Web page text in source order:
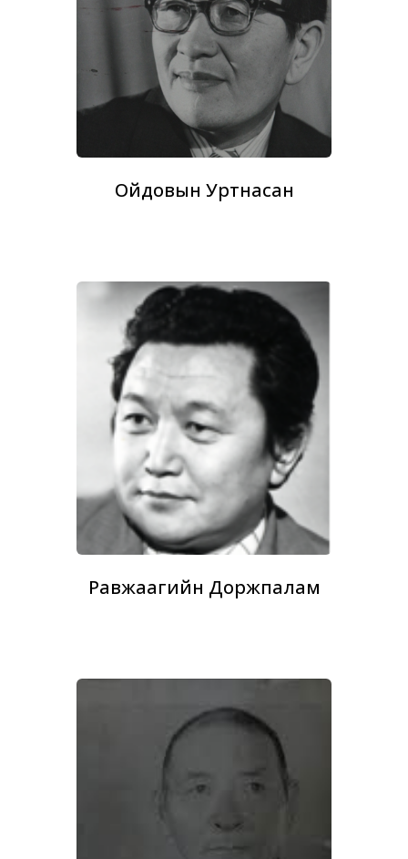
Ойдовын Уртнасан
Равжаагийн Доржпалам